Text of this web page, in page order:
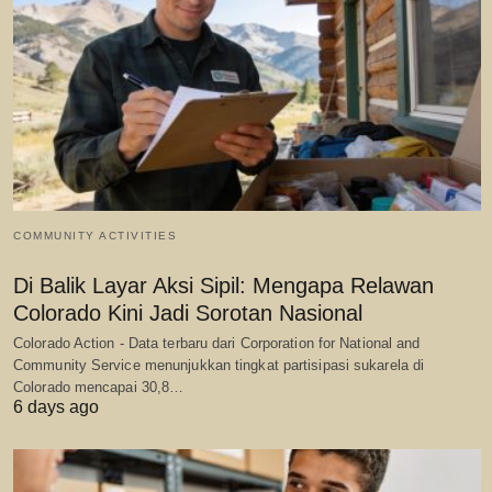
COMMUNITY ACTIVITIES
Di Balik Layar Aksi Sipil: Mengapa Relawan
Colorado Kini Jadi Sorotan Nasional
Colorado Action - Data terbaru dari Corporation for National and
Community Service menunjukkan tingkat partisipasi sukarela di
Colorado mencapai 30,8…
6 days ago